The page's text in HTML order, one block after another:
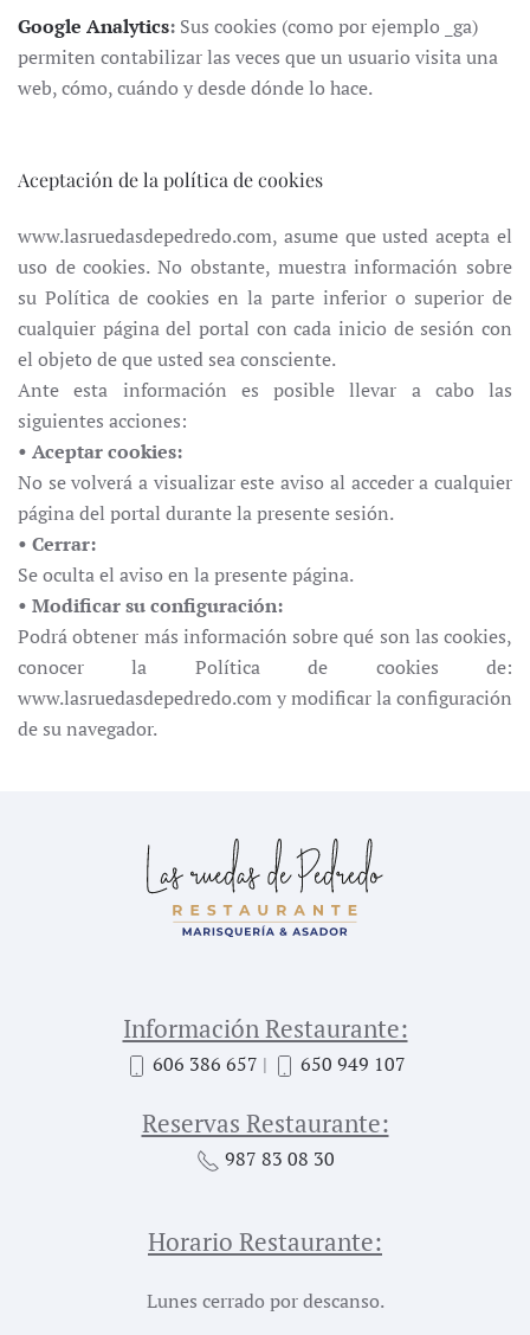
Google Analytics: Sus cookies (como por ejemplo _ga)
permiten contabilizar las veces que un usuario visita una
web, cómo, cuándo y desde dónde lo hace.
Aceptación de la política de cookies
www.lasruedasdepedredo.com, asume que usted acepta el
uso de cookies. No obstante, muestra información sobre
su Política de cookies en la parte inferior o superior de
cualquier página del portal con cada inicio de sesión con
el objeto de que usted sea consciente.
Ante esta información es posible llevar a cabo las
siguientes acciones:
• Aceptar cookies:
No se volverá a visualizar este aviso al acceder a cualquier
página del portal durante la presente sesión.
• Cerrar:
Se oculta el aviso en la presente página.
• Modificar su configuración:
Podrá obtener más información sobre qué son las cookies,
conocer la Política de cookies de:
www.lasruedasdepedredo.com y modificar la configuración
de su navegador.
Información Restaurante:
606 386 657 | 650 949 107
Reservas Restaurante:
987 83 08 30
Horario Restaurante:
Lunes cerrado por descanso.